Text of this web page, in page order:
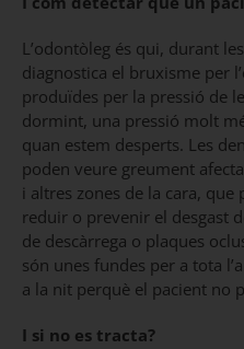
L’odontòleg és qui, durant
diagnostica el bruxisme per
produïdes per la pressió de
dormint, una pressió molt
quan estem desperts. Les
poden veure greument
i altres zones de la cara,
reduir o prevenir el desgast
de descàrrega o plaques
són unes fundes per a tota
a la nit perquè el pacient no
I si no es tracta?